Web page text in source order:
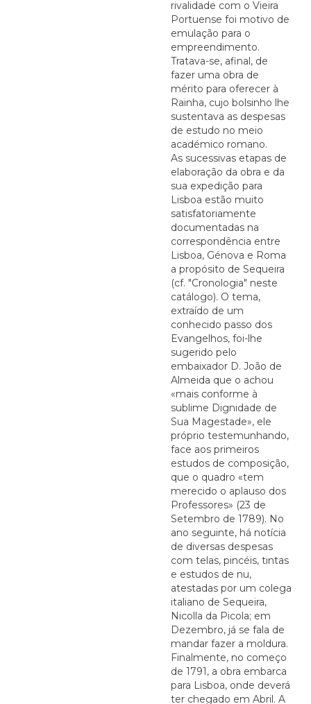
rivalidade com o Vieira
Portuense foi motivo de
emulação para o
empreendimento.
Tratava-se, afinal, de
fazer uma obra de
mérito para oferecer à
Rainha, cujo bolsinho lhe
sustentava as despesas
de estudo no meio
académico romano.
As sucessivas etapas de
elaboração da obra e da
sua expedição para
Lisboa estão muito
satisfatoriamente
documentadas na
correspondência entre
Lisboa, Génova e Roma
a propósito de Sequeira
(cf. "Cronologia" neste
catálogo). O tema,
extraído de um
conhecido passo dos
Evangelhos, foi-lhe
sugerido pelo
embaixador D. João de
Almeida que o achou
«mais conforme à
sublime Dignidade de
Sua Magestade», ele
próprio testemunhando,
face aos primeiros
estudos de composição,
que o quadro «tem
merecido o aplauso dos
Professores» (23 de
Setembro de 1789). No
ano seguinte, há notícia
de diversas despesas
com telas, pincéis, tintas
e estudos de nu,
atestadas por um colega
italiano de Sequeira,
Nicolla da Picola; em
Dezembro, já se fala de
mandar fazer a moldura.
Finalmente, no começo
de 1791, a obra embarca
para Lisboa, onde deverá
ter chegado em Abril. A